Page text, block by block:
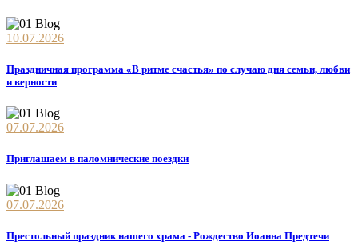
10.07.2026
Праздничная программа «В ритме счастья» по случаю дня семьи, любви
и верности
07.07.2026
Приглашаем в паломнические поездки
07.07.2026
Престольный праздник нашего храма - Рождество Иоанна Предтечи